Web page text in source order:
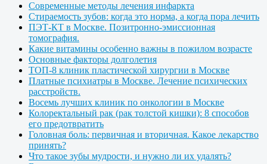
Современные методы лечения инфаркта
Стираемость зубов: когда это норма, а когда пора лечить
ПЭТ-КТ в Москве. Позитронно-эмиссионная
томография.
Какие витамины особенно важны в пожилом возрасте
Основные факторы долголетия
ТОП-8 клиник пластической хирургии в Москве
Платные психиатры в Москве. Лечение психических
расстройств.
Восемь лучших клиник по онкологии в Москве
Колоректальный рак (рак толстой кишки): 8 способов
его предотвратить
Головная боль: первичная и вторичная. Какое лекарство
принять?
Что такое зубы мудрости, и нужно ли их удалять?